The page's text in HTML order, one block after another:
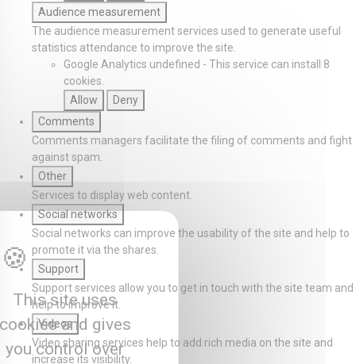
Audience measurement
The audience measurement services used to generate useful
statistics attendance to improve the site.
Google Analytics undefined - This service can install 8
cookies.
Allow
Deny
Comments
Comments managers facilitate the filing of comments and fight
against spam.
Other
Services to display web content.
Social networks
Social networks can improve the usability of the site and help to
promote it via the shares.
Support
Support services allow you to get in touch with the site team and
help to improve it.
Videos
Video sharing services help to add rich media on the site and
increase its visibility.
This site uses
and gives
you control over